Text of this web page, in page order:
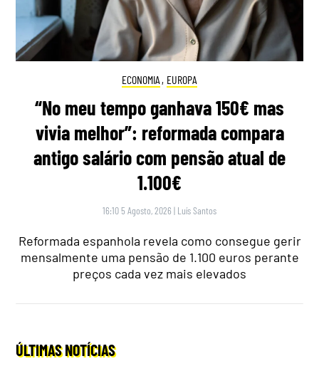
ECONOMIA , EUROPA
“No meu tempo ganhava 150€ mas
vivia melhor”: reformada compara
antigo salário com pensão atual de
1.100€
16:10 5 Agosto, 2026 | Luís Santos
Reformada espanhola revela como consegue gerir
mensalmente uma pensão de 1.100 euros perante
preços cada vez mais elevados
ÚLTIMAS NOTÍCIAS